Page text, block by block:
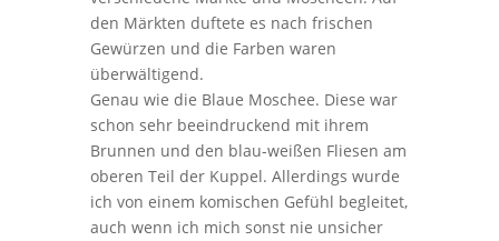
den Märkten duftete es nach frischen
Gewürzen und die Farben waren
überwältigend.
Genau wie die Blaue Moschee. Diese war
schon sehr beeindruckend mit ihrem
Brunnen und den blau-weißen Fliesen am
oberen Teil der Kuppel. Allerdings wurde
ich von einem komischen Gefühl begleitet,
auch wenn ich mich sonst nie unsicher